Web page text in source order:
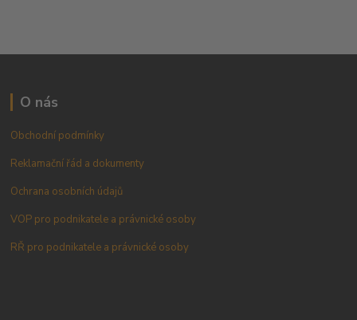
O nás
Obchodní podmínky
Reklamační řád a dokumenty
Ochrana osobních údajů
VOP pro podnikatele a právnické osoby
RŘ pro podnikatele a právnické osoby